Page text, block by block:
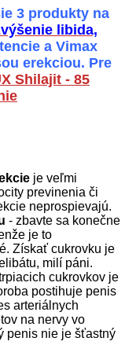
3 produkty na
libida,
a Vimax
erekciou. Pre
Shilajit - 85
je veľmi
previnenia či
neprospievajú.
- zbavte sa konečne
je to
Získať cukrovku je
milí páni.
cukrovkov je
postihuje penis
arteriálnych
na nervy vo
penis nie je šťastný